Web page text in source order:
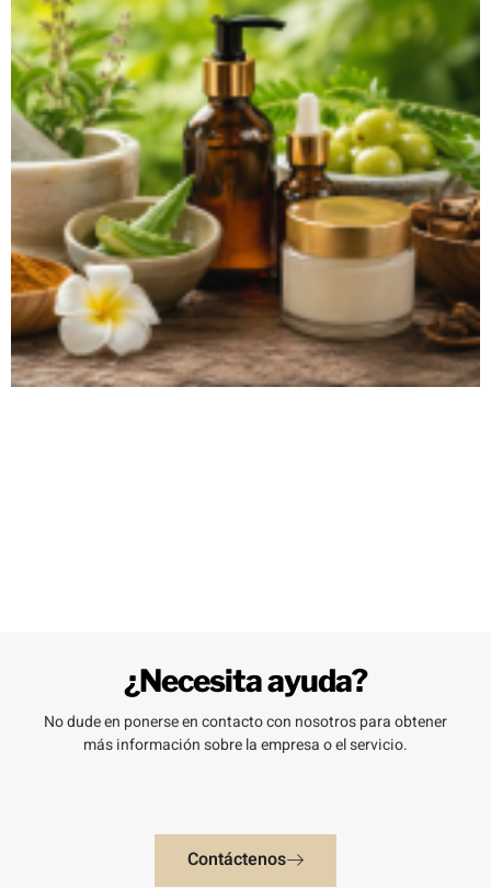
¿Necesita ayuda?
No dude en ponerse en contacto con nosotros para obtener
más información sobre la empresa o el servicio.
Contáctenos